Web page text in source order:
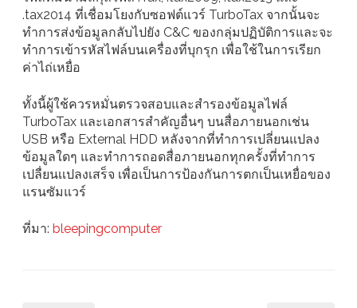
.tax2014 ที่เชื่อมโยงกับซอฟต์แวร์ TurboTax จากนั้นจะ
ทำการส่งข้อมูลกลับไปยัง C&C ของกลุ่มปฏิบัติการและจะ
ทำการเข้ารหัสไฟล์บนเครื่องที่บุกรุก เพื่อใช้ในการเรียก
ค่าไถ่เหยื่อ
ทั้งนี้ผู้ใช้ควรหมั่นตรวจสอบและสำรองข้อมูลไฟล์
TurboTax และเอกสารสำคัญอื่นๆ บนสื่อภายนอกเช่น
USB หรือ External HDD หลังจากที่ทำการเปลี่ยนแปลง
ข้อมูลใดๆ และทำการถอดสื่อภายนอกทุกครั้งที่ทำการ
เปลื่ยนเเปลงเสร็จ เพื่อเป็นการป้องกันการตกเป็นเหยื่อของ
แรนซัมแวร์
ที่มา: bleepingcomputer